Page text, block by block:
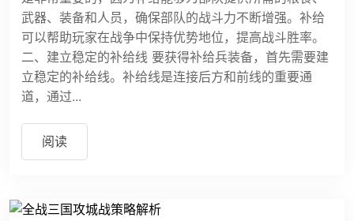
武器、装备和人员，确保部队的战斗力不断增强。补给
可以帮助玩家在战争中保持优势地位，提高战斗胜率。
二、建立稳定的补给线 要获得补给兵装备，首先需要建
立稳定的补给线。补给线是连接后方和前线的重要通
道，通过...
阅读